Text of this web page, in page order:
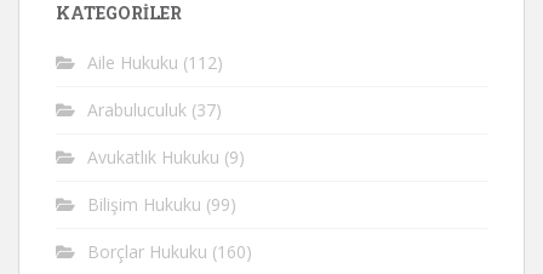
KATEGORİLER
Aile Hukuku (112)
Arabuluculuk (37)
Avukatlık Hukuku (9)
Bilişim Hukuku (99)
Borçlar Hukuku (160)